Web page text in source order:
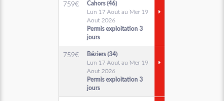
759€
Cahors (46)
Lun 17 Aout au Mer 19
Aout 2026
Permis exploitation 3
jours
759€
Béziers (34)
Lun 17 Aout au Mer 19
Aout 2026
Permis exploitation 3
jours